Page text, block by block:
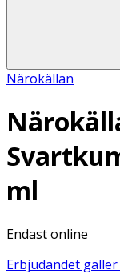
Närokällan
ml
Endast online
Erbjudandet gäller